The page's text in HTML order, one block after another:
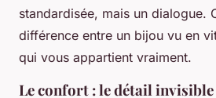
standardisée, mais un dialogue.
différence entre un bijou vu en
qui vous appartient vraiment.
Le confort : le détail